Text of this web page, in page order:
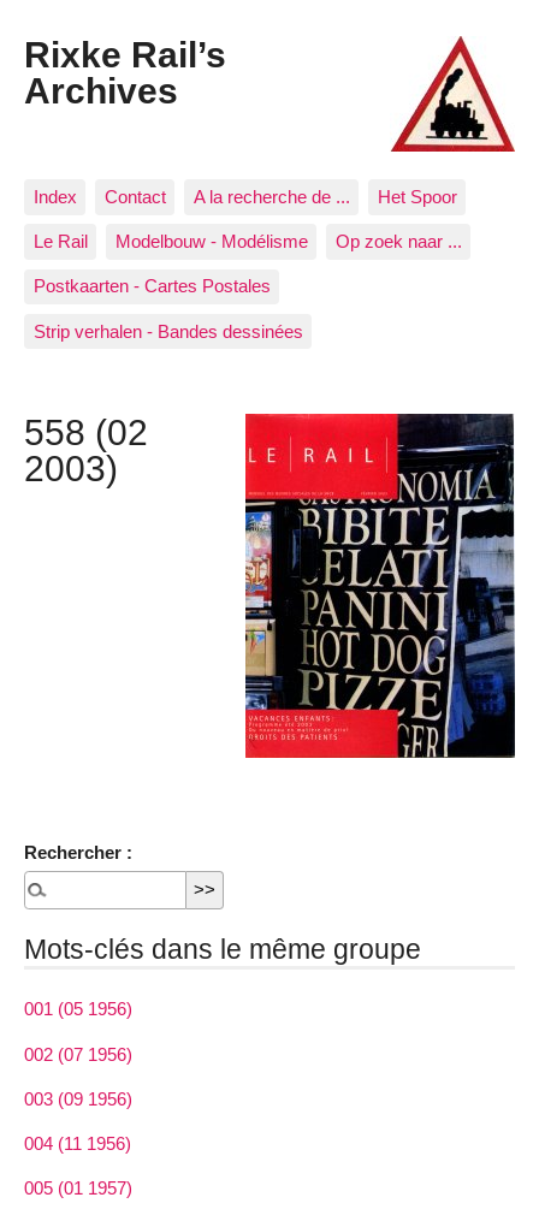
Rixke Rail’s
Archives
Index Contact A la recherche de ... Het Spoor
Le Rail Modelbouw - Modélisme Op zoek naar ...
Postkaarten - Cartes Postales
Strip verhalen - Bandes dessinées
558 (02
2003)
Rechercher :
Mots-clés dans le même groupe
001 (05 1956)
002 (07 1956)
003 (09 1956)
004 (11 1956)
005 (01 1957)